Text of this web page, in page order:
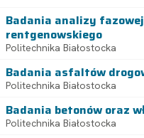
Badania analizy
rentgenowskiego
Politechnika Białostocka
Badania asfaltów
Politechnika Białostocka
Badania betonów oraz
Politechnika Białostocka